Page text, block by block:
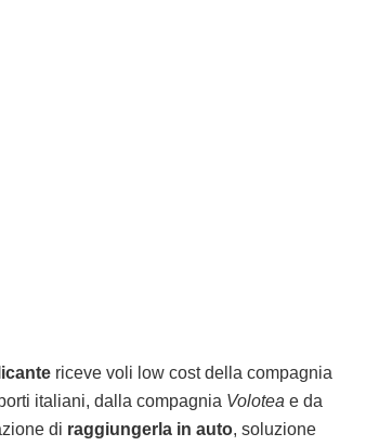
riceve voli low cost della compagnia
italiani, dalla compagnia Volotea e da
di raggiungerla in auto, soluzione